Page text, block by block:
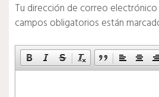
Tu dirección de correo
campos obligatorios están